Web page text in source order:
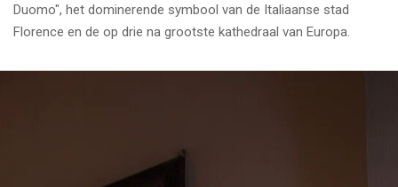
Duomo", het dominerende symbool van de Italiaanse stad
Florence en de op drie na grootste kathedraal van Europa.